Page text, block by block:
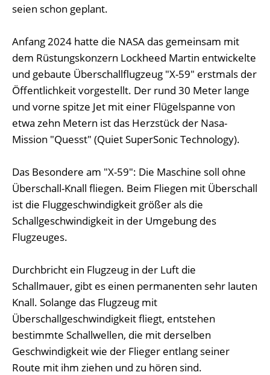
seien schon geplant.
Anfang 2024 hatte die NASA das gemeinsam mit
dem Rüstungskonzern Lockheed Martin entwickelte
und gebaute Überschallflugzeug "X-59" erstmals der
Öffentlichkeit vorgestellt. Der rund 30 Meter lange
und vorne spitze Jet mit einer Flügelspanne von
etwa zehn Metern ist das Herzstück der Nasa-
Mission "Quesst" (Quiet SuperSonic Technology).
Das Besondere am "X-59": Die Maschine soll ohne
Überschall-Knall fliegen. Beim Fliegen mit Überschall
ist die Fluggeschwindigkeit größer als die
Schallgeschwindigkeit in der Umgebung des
Flugzeuges.
Durchbricht ein Flugzeug in der Luft die
Schallmauer, gibt es einen permanenten sehr lauten
Knall. Solange das Flugzeug mit
Überschallgeschwindigkeit fliegt, entstehen
bestimmte Schallwellen, die mit derselben
Geschwindigkeit wie der Flieger entlang seiner
Route mit ihm ziehen und zu hören sind.